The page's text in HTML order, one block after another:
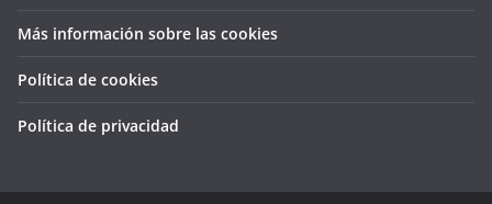
Más información sobre las cookies
Política de cookies
Política de privacidad